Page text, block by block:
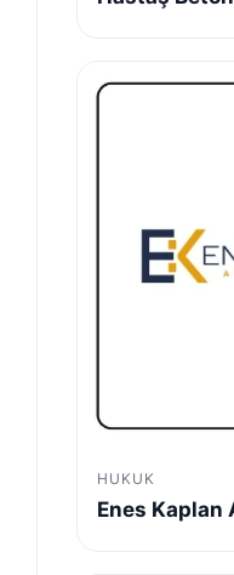
HUKUK
Enes Kaplan